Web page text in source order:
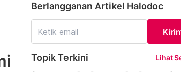
Berlangganan Artikel Halodoc
Topik Terkini Lihat